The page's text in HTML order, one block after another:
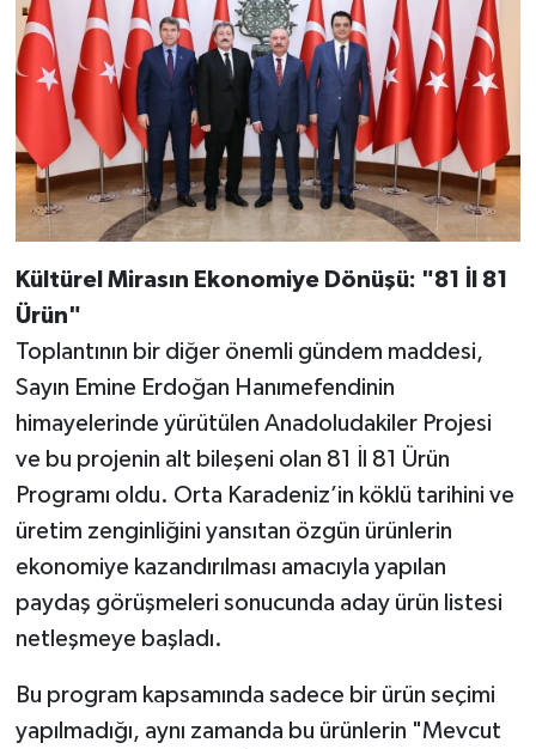
Kültürel Mirasın Ekonomiye Dönüşü: "81 İl 81
Ürün"
Toplantının bir diğer önemli gündem maddesi,
Sayın Emine Erdoğan Hanımefendinin
himayelerinde yürütülen Anadoludakiler Projesi
ve bu projenin alt bileşeni olan 81 İl 81 Ürün
Programı oldu. Orta Karadeniz’in köklü tarihini ve
üretim zenginliğini yansıtan özgün ürünlerin
ekonomiye kazandırılması amacıyla yapılan
paydaş görüşmeleri sonucunda aday ürün listesi
netleşmeye başladı.
Bu program kapsamında sadece bir ürün seçimi
yapılmadığı, aynı zamanda bu ürünlerin "Mevcut